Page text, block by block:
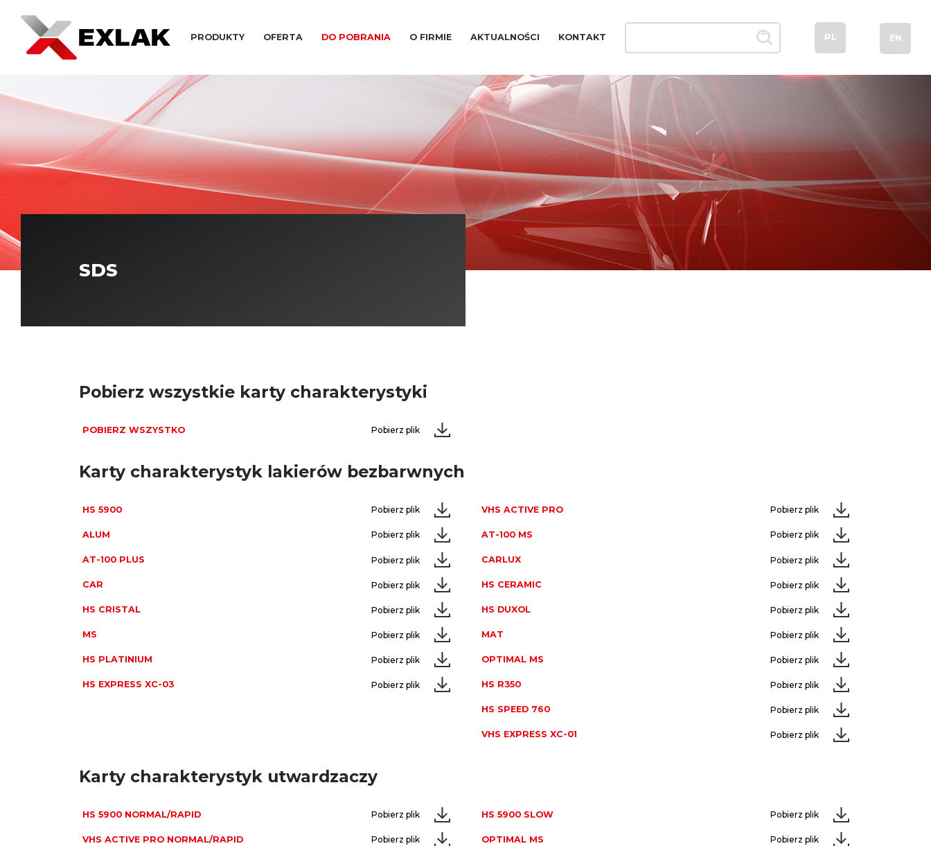
PRODUKTY
bezbarwne
Rozcieńczalniki
i zmywacze
Utwardzacze
uniwersalne
Podkłady
Economy
Express
Lakier bezbarwny Optimal MS
Lakier bezbarwny CAR
OFERTA DO POBRANIA O FIRMIE AKTUALNOŚCI KONTAKT PL EN
SDS
Pobierz wszystkie karty charakterystyki
POBIERZ WSZYSTKO Pobierz plik
Karty charakterystyk lakierów bezbarwnych
HS 5900 Pobierz plik
ALUM Pobierz plik
AT-100 PLUS Pobierz plik
CAR Pobierz plik
HS CRISTAL Pobierz plik
MS Pobierz plik
HS PLATINIUM Pobierz plik
HS EXPRESS XC-03 Pobierz plik
VHS ACTIVE PRO Pobierz plik
AT-100 MS Pobierz plik
CARLUX Pobierz plik
HS CERAMIC Pobierz plik
HS DUXOL Pobierz plik
MAT Pobierz plik
OPTIMAL MS Pobierz plik
HS R350 Pobierz plik
HS SPEED 760 Pobierz plik
VHS EXPRESS XC-01 Pobierz plik
Karty charakterystyk utwardzaczy
HS 5900 NORMAL/RAPID Pobierz plik
VHS ACTIVE PRO NORMAL/RAPID Pobierz plik
HS 5900 SLOW Pobierz plik
OPTIMAL MS Pobierz plik